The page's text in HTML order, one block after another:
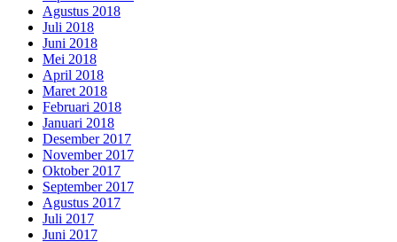
Agustus 2018
Juli 2018
Juni 2018
Mei 2018
April 2018
Maret 2018
Februari 2018
Januari 2018
Desember 2017
November 2017
Oktober 2017
September 2017
Agustus 2017
Juli 2017
Juni 2017